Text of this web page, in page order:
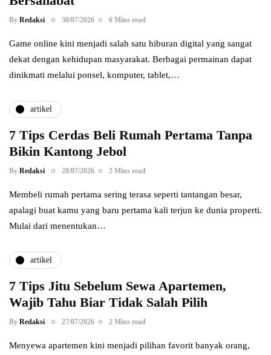
By Redaksi 30/07/2026 6 Mins read
Game online kini menjadi salah satu hiburan digital yang sangat
dekat dengan kehidupan masyarakat. Berbagai permainan dapat
dinikmati melalui ponsel, komputer, tablet,…
artikel
7 Tips Cerdas Beli Rumah Pertama Tanpa
Bikin Kantong Jebol
By Redaksi 28/07/2026 2 Mins read
Membeli rumah pertama sering terasa seperti tantangan besar,
apalagi buat kamu yang baru pertama kali terjun ke dunia properti.
Mulai dari menentukan…
artikel
7 Tips Jitu Sebelum Sewa Apartemen,
Wajib Tahu Biar Tidak Salah Pilih
By Redaksi 27/07/2026 2 Mins read
Menyewa apartemen kini menjadi pilihan favorit banyak orang,